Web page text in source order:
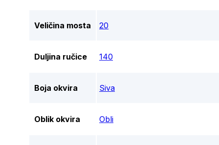
Veličina mosta 20
Duljina ručice 140
Boja okvira Siva
Oblik okvira Obli